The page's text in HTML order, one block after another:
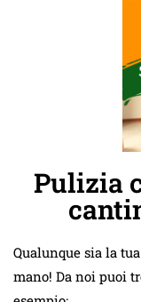
Pulizia
Qualunque sia la
mano! Da noi puoi